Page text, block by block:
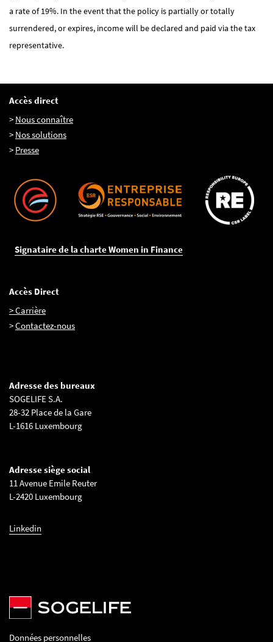
a rate of 19%. In the event that the policy is partially or totally
surrendered, or expires, income will be declared and paid via the tax
representative.
Accès direct
> Nous connaître
> Nos solutions
> Presse
Signataire de la charte Women in Finance
Accès Direct
> Carrière
>Contactez-nous
Adresse des bureaux
SOGELIFE S.A.
28-32 Place de la Gare
L-1616 Luxembourg
Adresse siège social
11 Avenue Emile Reuter
L-2420 Luxembourg
Linkedin
Données personnelles